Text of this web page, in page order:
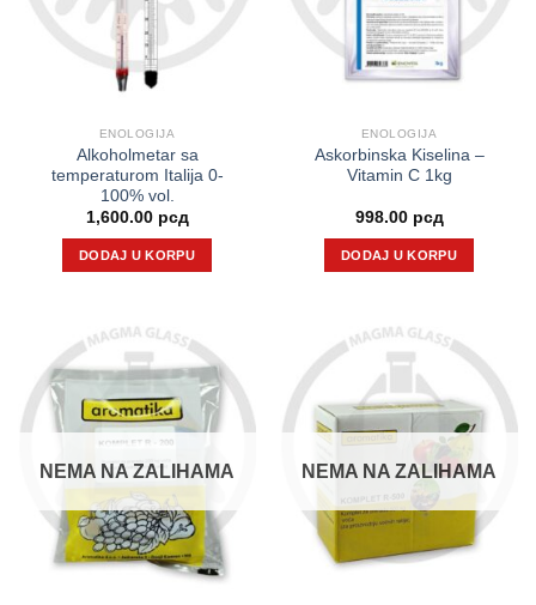
ENOLOGIJA
Alkoholmetar sa
temperaturom Italija 0-
100% vol.
1,600.00 рсд
DODAJ U KORPU
ENOLOGIJA
Askorbinska Kiselina –
Vitamin C 1kg
998.00 рсд
DODAJ U KORPU
NEMA NA ZALIHAMA NEMA NA ZALIHAMA